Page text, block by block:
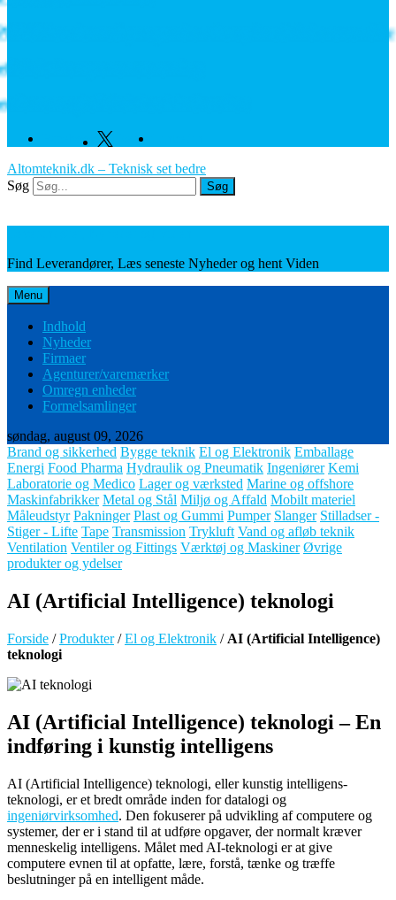
serie med proportionale trykreduktionsventiler
komponentrensning
energieffektivitet i industrien
Facebook Twitter
Altomteknik.dk – Teknisk set bedre
Søg
Søg
Find Leverandører, Læs seneste Nyheder og hent Viden
Menu
Indhold
Nyheder
Firmaer
Agenturer/varemærker
Omregn enheder
Formelsamlinger
søndag, august 09, 2026
Brand og sikkerhed Bygge teknik El og Elektronik Emballage
Energi Food Pharma Hydraulik og Pneumatik Ingeniører Kemi
Laboratorie og Medico Lager og værksted Marine og offshore
Maskinfabrikker Metal og Stål Miljø og Affald Mobilt materiel
Måleudstyr Pakninger Plast og Gummi Pumper Slanger Stilladser -
Stiger - Lifte Tape Transmission Trykluft Vand og afløb teknik
Ventilation Ventiler og Fittings Værktøj og Maskiner Øvrige
produkter og ydelser
AI (Artificial Intelligence) teknologi
Forside /Produkter/El og Elektronik / AI (Artificial Intelligence)
teknologi
AI (Artificial Intelligence) teknologi – En
indføring i kunstig intelligens
AI (Artificial Intelligence) teknologi, eller kunstig intelligens-
teknologi, er et bredt område inden for datalogi og
ingeniørvirksomhed. Den fokuserer på udvikling af computere og
systemer, der er i stand til at udføre opgaver, der normalt kræver
menneskelig intelligens. Målet med AI-teknologi er at give
computere evnen til at opfatte, lære, forstå, tænke og træffe
beslutninger på en intelligent måde.